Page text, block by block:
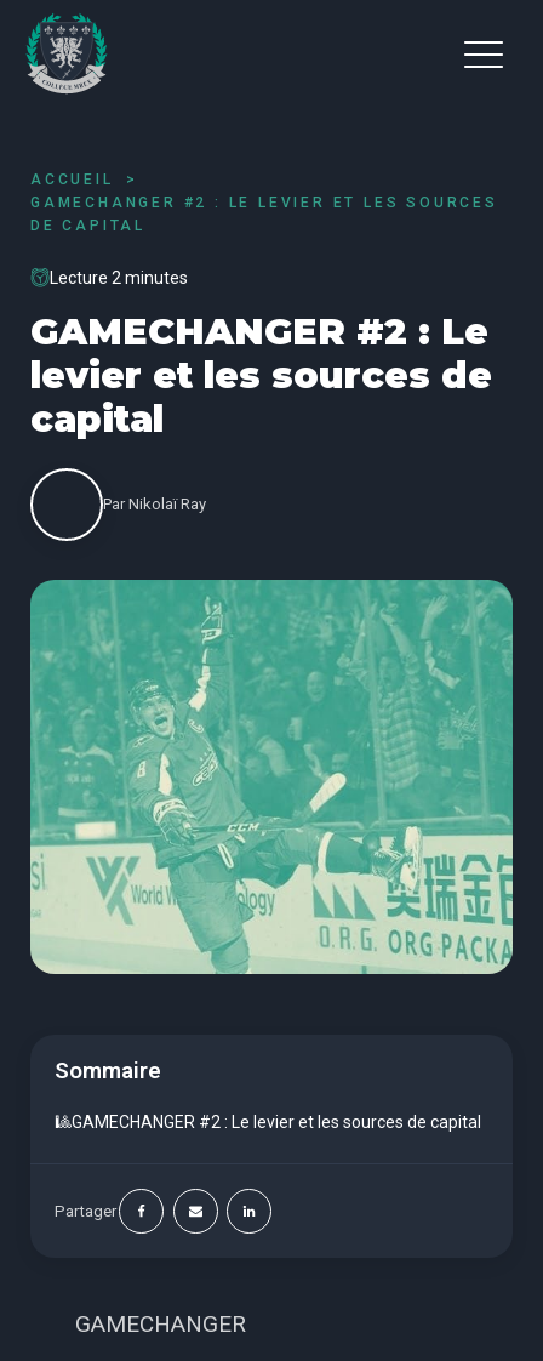
ACCUEIL
GAMECHANGER #2 : LE LEVIER ET LES SOURCES
DE CAPITAL
Lecture 2 minutes
GAMECHANGER #2 : Le
levier et les sources de
capital
Par Nikolaï Ray
Sommaire
🎱GAMECHANGER #2 : Le levier et les sources de capital
Partager
GAMECHANGER